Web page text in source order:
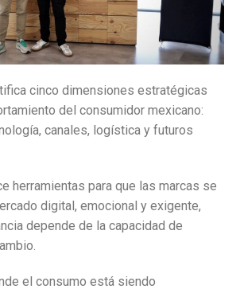
cinco dimensiones estratégicas
del consumidor mexicano:
canales, logística y futuros
herramientas para que las marcas se
digital, emocional y exigente,
depende de la capacidad de
el consumo está siendo